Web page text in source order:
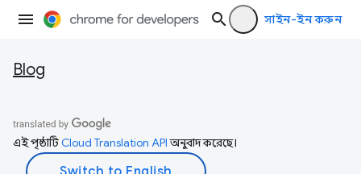
সাইন-ইন করুন
Blog
এই পৃষ্ঠাটিCloud Translation APIঅনুবাদ করেছে।